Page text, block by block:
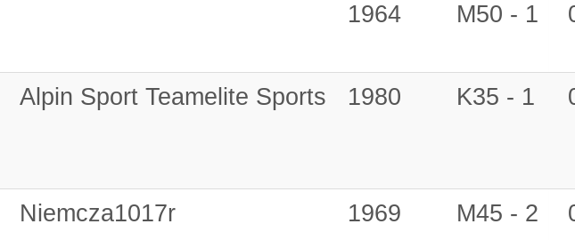
1964 M50 - 1
Alpin Sport Teamelite Sports 1980 K35 - 1
Niemcza1017r 1969 M45 - 2